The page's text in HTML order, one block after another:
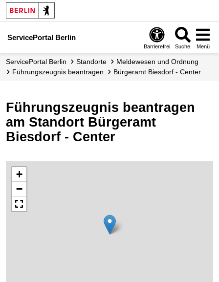
ServicePortal Berlin
Barrierefrei Suche Menü
ServicePortal Berlin Standorte
Meldewesen und Ordnung
Führungszeugnis beantragen
Bürgeramt Biesdorf - Center
Führungszeugnis beantragen
am Standort Bürgeramt
Biesdorf - Center
+
−